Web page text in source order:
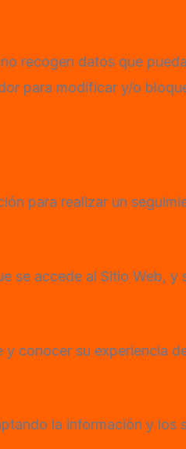
recogen datos que
para modificar y/o
para realizar un
se accede al Sitio Web, y
y conocer su experiencia
la información y los